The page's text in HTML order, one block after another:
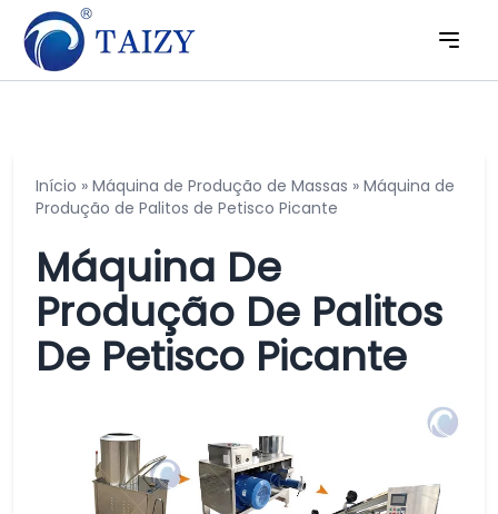
Início » Máquina de Produção de Massas » Máquina de
Produção de Palitos de Petisco Picante
Máquina De
Produção De Palitos
De Petisco Picante